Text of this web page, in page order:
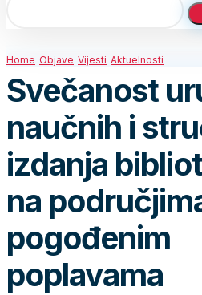
Home Objave Vijesti Aktuelnosti
Svečanost
naučnih i
izdanja
na
pogođenim
poplavama